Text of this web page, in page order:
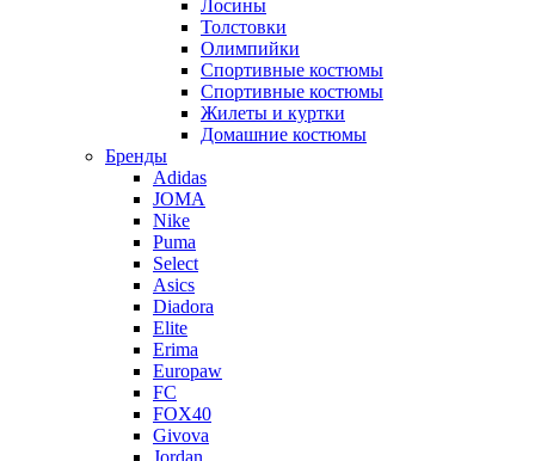
Лосины
Толстовки
Олимпийки
Спортивные костюмы
Спортивные костюмы
Жилеты и куртки
Домашние костюмы
Бренды
Adidas
JOMA
Nike
Puma
Select
Asics
Diadora
Elite
Erima
Europaw
FC
FOX40
Givova
Jordan